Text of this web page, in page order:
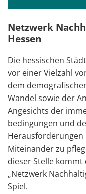
Netzwerk
Hessen
Die hessischen
vor einer Vielzahl
dem
Wandel sowie der
Angesichts der
bedingungen und
Herausforderungen
Miteinander zu
dieser Stelle kommt
„Netzwerk
Spiel.